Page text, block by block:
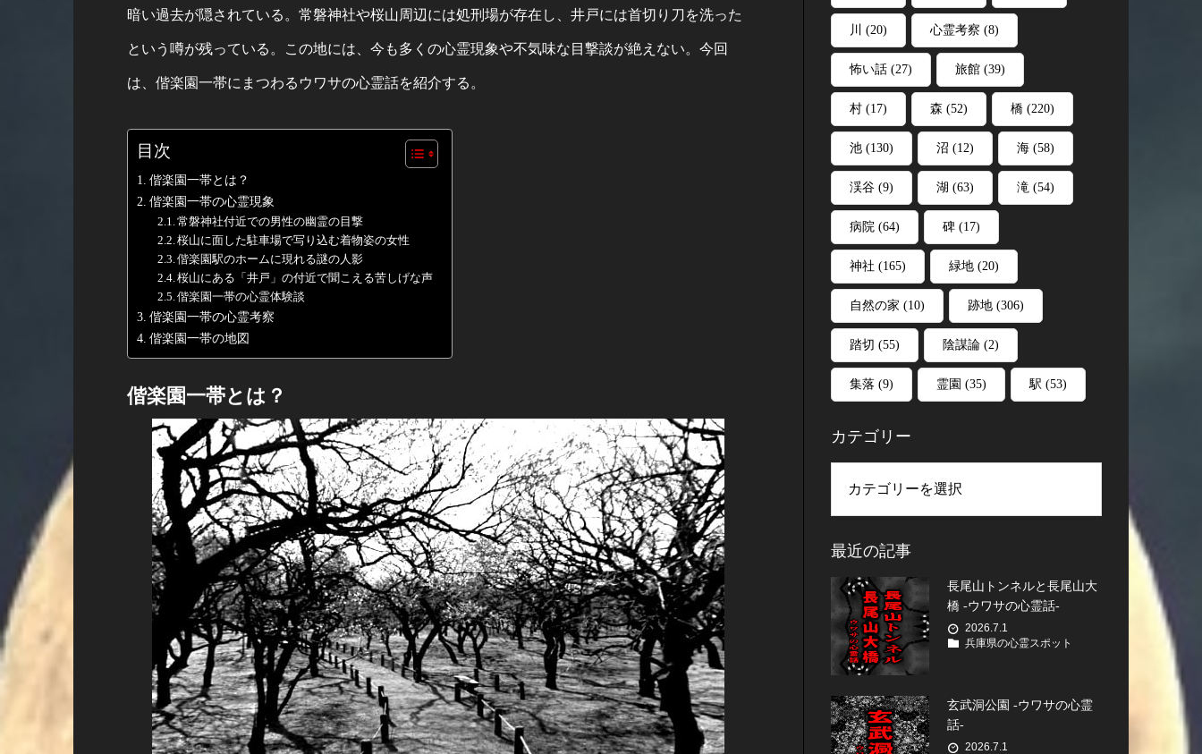
暗い過去が隠されている。常磐神社や桜山周辺には処刑場が存在し、井戸には首切り刀を洗った
という噂が残っている。この地には、今も多くの心霊現象や不気味な目撃談が絶えない。今回
は、偕楽園一帯にまつわるウワサの心霊話を紹介する。
目次
偕楽園一帯とは？
偕楽園一帯の心霊現象
常磐神社付近での男性の幽霊の目撃
桜山に面した駐車場で写り込む着物姿の女性
偕楽園駅のホームに現れる謎の人影
桜山にある「井戸」の付近で聞こえる苦しげな声
偕楽園一帯の心霊体験談
偕楽園一帯の心霊考察
偕楽園一帯の地図
偕楽園一帯とは？
川 (20) 心霊考察 (8)
怖い話 (27) 旅館 (39)
村 (17) 森 (52) 橋 (220)
池 (130) 沼 (12) 海 (58)
渓谷 (9) 湖 (63) 滝 (54)
病院 (64) 碑 (17)
神社 (165) 緑地 (20)
自然の家 (10) 跡地 (306)
踏切 (55) 陰謀論 (2)
集落 (9) 霊園 (35) 駅 (53)
カテゴリー
最近の記事
長尾山トンネルと長尾山大
橋 -ウワサの心霊話-
2026.7.1
兵庫県の心霊スポット
玄武洞公園 -ウワサの心霊
話-
2026.7.1